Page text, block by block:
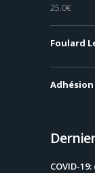
25.0€
Foulard
Adhésion
COVID-